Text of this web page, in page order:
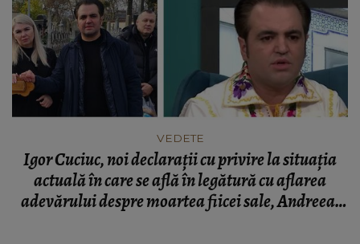
VEDETE
Igor Cuciuc, noi declarații cu privire la situația
actuală în care se află în legătură cu aflarea
adevărului despre moartea fiicei sale, Andreea!